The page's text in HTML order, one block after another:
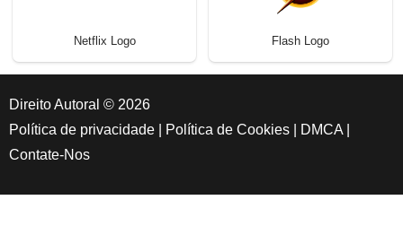
Netflix Logo Flash Logo
Direito Autoral © 2026
Política de privacidade
Política de Cookies DMCA
Contate-Nos